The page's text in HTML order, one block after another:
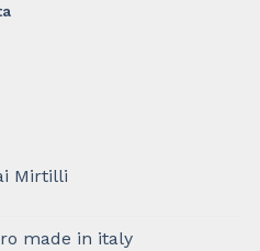
Mirtilli
made in italy